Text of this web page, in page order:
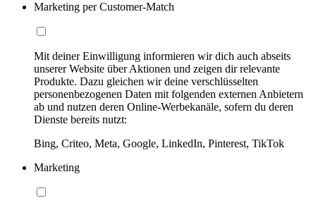
Marketing per Customer-Match
Mit deiner Einwilligung informieren wir dich auch abseits
unserer Website über Aktionen und zeigen dir relevante
Produkte. Dazu gleichen wir deine verschlüsselten
personenbezogenen Daten mit folgenden externen Anbietern
ab und nutzen deren Online-Werbekanäle, sofern du deren
Dienste bereits nutzt:
Bing, Criteo, Meta, Google, LinkedIn, Pinterest, TikTok
Marketing